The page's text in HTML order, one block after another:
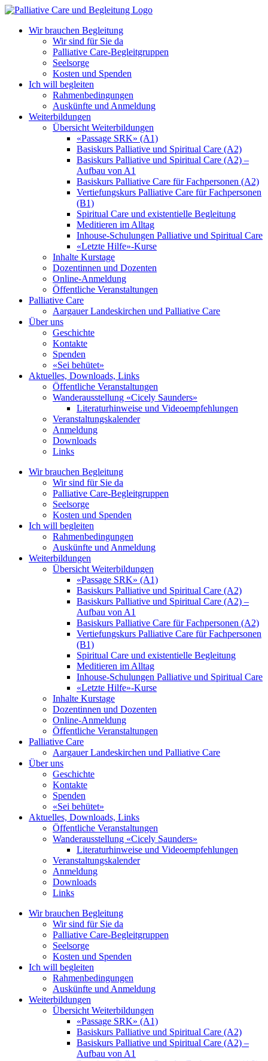
Zum
springenWir brauchen Begleitung
Wir sind für Sie da
Palliative Care-Begleitgruppen
Seelsorge
Kosten und Spenden
Ich will begleiten
Rahmenbedingungen
Auskünfte und Anmeldung
Weiterbildungen
Übersicht Weiterbildungen
«Passage SRK» (A1)
Basiskurs Palliative und Spiritual Care (A2)
Basiskurs Palliative und Spiritual Care (A2) –
Aufbau von A1
Basiskurs Palliative Care für Fachpersonen (A2)
Vertiefungskurs Palliative Care für Fachpersonen
(B1)
Spiritual Care und existentielle Begleitung
Meditieren im Alltag
Inhouse-Schulungen Palliative und Spiritual Care
«Letzte Hilfe»-Kurse
Inhalte Kurstage
Dozentinnen und Dozenten
Online-Anmeldung
Öffentliche Veranstaltungen
Palliative Care
Aargauer Landeskirchen und Palliative Care
Über uns
Geschichte
Kontakte
Spenden
«Sei behütet»
Aktuelles, Downloads, Links
Öffentliche Veranstaltungen
Wanderausstellung «Cicely Saunders»
Literaturhinweise und Videoempfehlungen
Veranstaltungskalender
Anmeldung
Downloads
Links
Wir brauchen Begleitung
Wir sind für Sie da
Palliative Care-Begleitgruppen
Seelsorge
Kosten und Spenden
Ich will begleiten
Rahmenbedingungen
Auskünfte und Anmeldung
Weiterbildungen
Übersicht Weiterbildungen
«Passage SRK» (A1)
Basiskurs Palliative und Spiritual Care (A2)
Basiskurs Palliative und Spiritual Care (A2) –
Aufbau von A1
Basiskurs Palliative Care für Fachpersonen (A2)
Vertiefungskurs Palliative Care für Fachpersonen
(B1)
Spiritual Care und existentielle Begleitung
Meditieren im Alltag
Inhouse-Schulungen Palliative und Spiritual Care
«Letzte Hilfe»-Kurse
Inhalte Kurstage
Dozentinnen und Dozenten
Online-Anmeldung
Öffentliche Veranstaltungen
Palliative Care
Aargauer Landeskirchen und Palliative Care
Über uns
Geschichte
Kontakte
Spenden
«Sei behütet»
Aktuelles, Downloads, Links
Öffentliche Veranstaltungen
Wanderausstellung «Cicely Saunders»
Literaturhinweise und Videoempfehlungen
Veranstaltungskalender
Anmeldung
Downloads
Links
Wir brauchen Begleitung
Wir sind für Sie da
Palliative Care-Begleitgruppen
Seelsorge
Kosten und Spenden
Ich will begleiten
Rahmenbedingungen
Auskünfte und Anmeldung
Weiterbildungen
Übersicht Weiterbildungen
«Passage SRK» (A1)
Basiskurs Palliative und Spiritual Care (A2)
Basiskurs Palliative und Spiritual Care (A2) –
Aufbau von A1